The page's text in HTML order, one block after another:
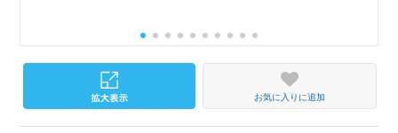
お気に入りに追加